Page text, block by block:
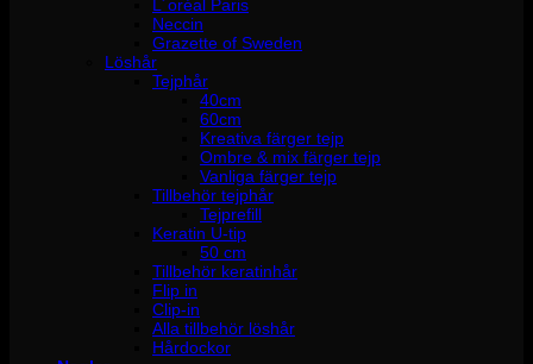
L´oréal Paris
Neccin
Grazette of Sweden
Löshår
Tejphår
40cm
60cm
Kreativa färger tejp
Ombre & mix färger tejp
Vanliga färger tejp
Tillbehör tejphår
Tejprefill
Keratin U-tip
50 cm
Tillbehör keratinhår
Flip in
Clip-in
Alla tillbehör löshår
Hårdockor